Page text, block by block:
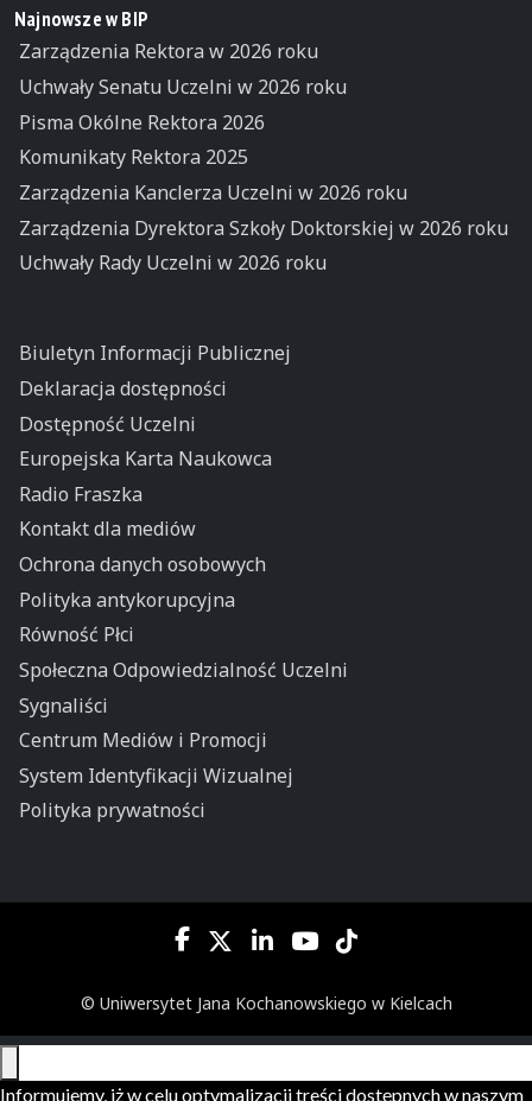
Najnowsze w BIP
Zarządzenia Rektora w 2026 roku
Uchwały Senatu Uczelni w 2026 roku
Pisma Okólne Rektora 2026
Komunikaty Rektora 2025
Zarządzenia Kanclerza Uczelni w 2026 roku
Zarządzenia Dyrektora Szkoły Doktorskiej w 2026 roku
Uchwały Rady Uczelni w 2026 roku
Biuletyn Informacji Publicznej
Deklaracja dostępności
Dostępność Uczelni
Europejska Karta Naukowca
Radio Fraszka
Kontakt dla mediów
Ochrona danych osobowych
Polityka antykorupcyjna
Równość Płci
Społeczna Odpowiedzialność Uczelni
Sygnaliści
Centrum Mediów i Promocji
System Identyfikacji Wizualnej
Polityka prywatności
© Uniwersytet Jana Kochanowskiego w Kielcach
Informujemy, iż w celu optymalizacji treści dostępnych w naszym